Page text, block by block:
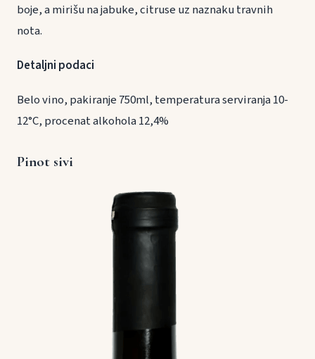
boje, a mirišu na jabuke, citruse uz naznaku travnih
nota.
Detaljni podaci
Belo vino, pakiranje 750ml, temperatura serviranja 10-
12°C, procenat alkohola 12,4%
Pinot sivi